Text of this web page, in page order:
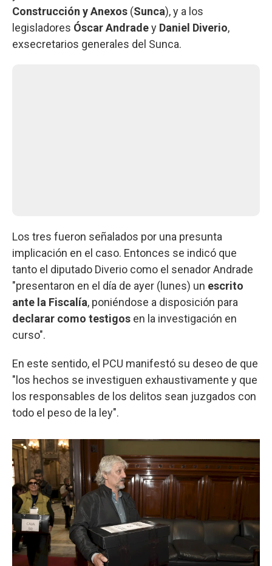
Construcción y Anexos (Sunca), y a los
legisladores Óscar Andradey Daniel Diverio,
exsecretarios generales del Sunca.
Los tres fueron señalados por una presunta
implicación en el caso. Entonces se indicó que
tanto el diputado Diverio como el senador Andrade
"presentaron en el día de ayer (lunes) un escrito
ante la Fiscalía, poniéndose a disposición para
declarar como testigos en la investigación en
curso".
En este sentido, el PCU manifestó su deseo de que
"los hechos se investiguen exhaustivamente y que
los responsables de los delitos sean juzgados con
todo el peso de la ley".